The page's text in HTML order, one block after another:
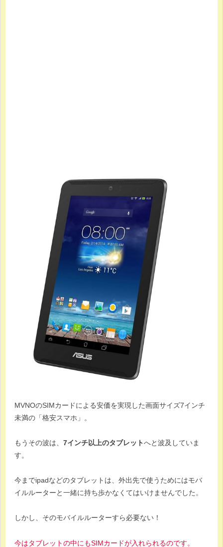
MVNOのSIMカードによる安価を実現した画面サイズ7インチ
未満の「格安スマホ」。
もうその波は、 7インチ以上のタブレットへと波及していま
す。
今までipadなどのタブレットは、外出先で使うためにはモバ
イルルーターと一緒に持ち歩かなくてはいけませんでした。
しかし、そのモバイルルーターすら必要ない！
今はタブレットの中にもSIMカードが入れられるのです。